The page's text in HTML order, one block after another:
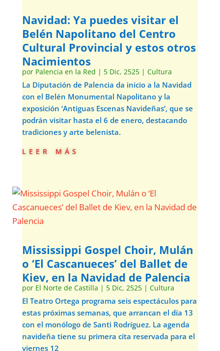
Navidad: Ya puedes visitar el
Belén Napolitano del Centro
Cultural Provincial y estos otros
Nacimientos
por Palencia en la Red | 5 Dic, 2525| Cultura
La Diputación de Palencia da inicio a la Navidad
con el Belén Monumental Napolitano y la
exposición ‘Antiguas Escenas Navideñas’, que se
podrán visitar hasta el 6 de enero, destacando
tradiciones y arte belenista.
leer más
Mississippi Gospel Choir, Mulán
o ‘El Cascanueces’ del Ballet de
Kiev, en la Navidad de Palencia
por El Norte de Castilla | 5 Dic, 2525| Cultura
El Teatro Ortega programa seis espectáculos para
estas próximas semanas, que arrancan el día 13
con el monólogo de Santi Rodríguez. La agenda
navideña tiene su primera cita reservada para el
viernes 12